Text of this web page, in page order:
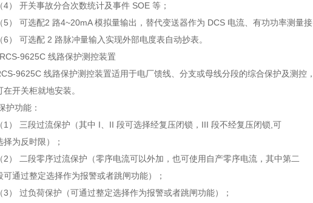
（4） 开关事故分合次数统计及事件 SOE 等；
（5） 可选配2 路4~20mA 模拟量输出，替代变送器作为 DCS 电流、有功功率测量
（6） 可选配 2 路脉冲量输入实现外部电度表自动抄表。
9625C 线路保护测控装置
9625C 线路保护测控装置适用于电厂馈线、分支或母线分段的综合保护及测控
在开关柜就地安装。
护功能：
（1） 三段过流保护（其中 I、II 段可选择经复压闭锁，III 段不经复压闭锁,可
择为反时限）；
（2） 二段零序过流保护（零序电流可以外加，也可使用自产零序电流，其中第二
可通过整定选择作为报警或者跳闸功能）；
（3） 过负荷保护（可通过整定选择作为报警或者跳闸功能）；